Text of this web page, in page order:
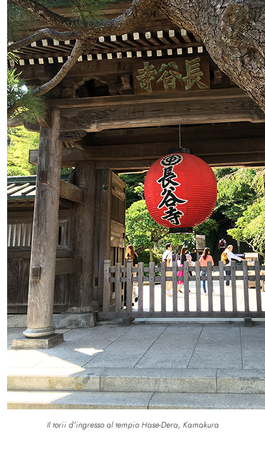
Il torii d'ingresso al tempio Hase-Dera, Kamakura